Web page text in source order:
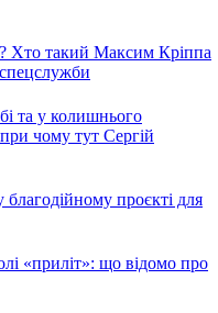
Хто такий Максим Кріппа
та у колишнього
чому тут Сергій
благодійному проєкті для
«приліт»: що відомо про